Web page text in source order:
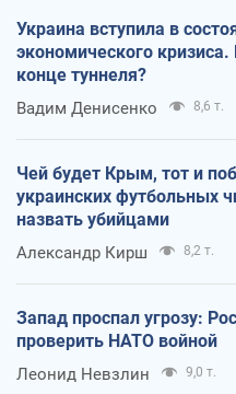
Украина вступила в
экономического кризиса.
конце туннеля?
Вадим Денисенко 8,6 т.
Чей будет Крым, тот и
украинских футбольных
назвать убийцами
Александр Кирш 8,2 т.
Запад проспал угрозу:
проверить НАТО войной
Леонид Невзлин 9,0 т.